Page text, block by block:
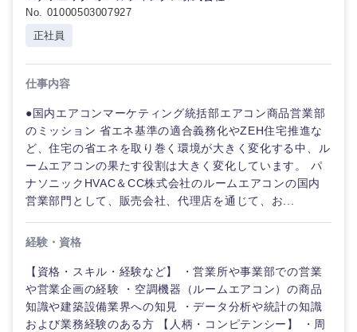
ご希望の職種を選択してください
ご希望の職種を選択してください
ご希望の業界を選択してください
ご希望の勤務地を選択してください
ご希望条件を入力ください
No. 01000503007927
正社員
仕事内容
●国内エアコンマーケティング統括部エアコン商品営業部
のミッション 省エネ基準の適合義務化やZEH住宅推進な
ど、住宅の省エネを取り巻く環境が大きく変化する中、ル
ームエアコンの果たす役割は大きく変化しています。 パ
ナソニックHVAC＆CC株式会社のルームエアコンの国内
営業部門として、販売会社、代理店を通じて、お...
経験・資格
【資格・スキル・経験など】 ・営業所や事業部での営業
や営業企画の経験 ・空調機器（ルームエアコン）の商品
知識や建築設備業界への知見 ・データ分析や統計の知識
および業務経験のある方 【人柄・コンピテンシー】 ・周